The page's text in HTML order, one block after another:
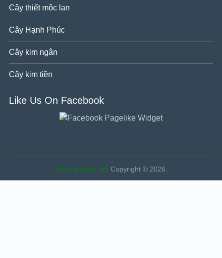
Cây thiết mộc lan
Cây Hạnh Phúc
Cây kim ngân
Cây kim tiền
Like Us On Facebook
Cây Cảnh Hà Nội Copyright © 2026.